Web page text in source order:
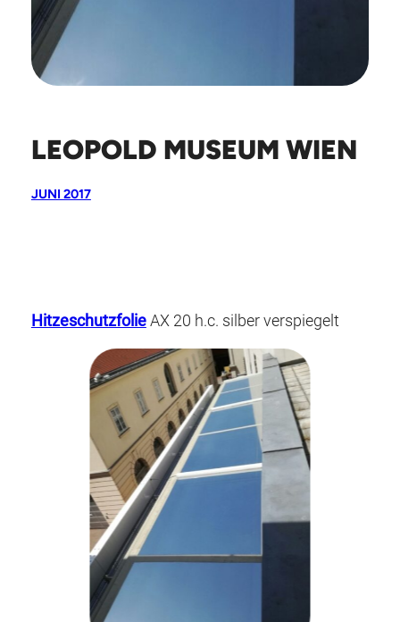
LEOPOLD MUSEUM WIEN
JUNI 2017
HitzeschutzfolieAX 20 h.c. silber verspiegelt